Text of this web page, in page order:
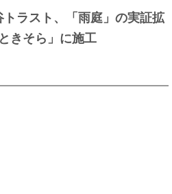
ラスト、「雨庭」の実証拡
きそら」に施工